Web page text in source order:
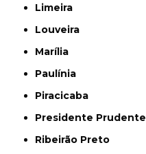
Limeira
Louveira
Marília
Paulínia
Piracicaba
Presidente Prudente
Ribeirão Preto